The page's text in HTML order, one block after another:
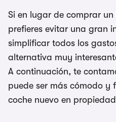
Si en lugar de comprar un
prefieres evitar una gran
simplificar todos los
alternativa muy
A continuación, te
puede ser más cómodo y
coche nuevo en